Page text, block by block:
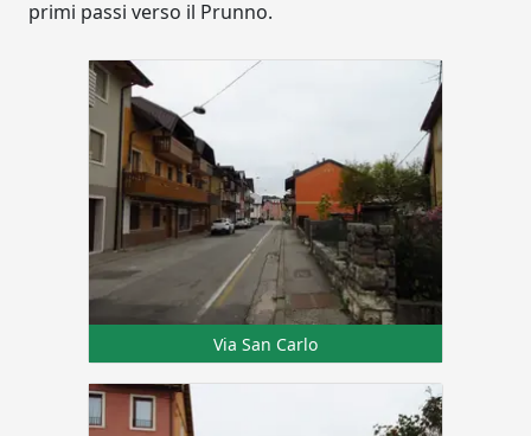
primi passi verso il Prunno.
Via San Carlo